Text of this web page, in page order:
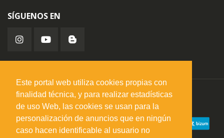
Este portal web utiliza cookies propias con
finalidad técnica, y para realizar estadísticas
de uso Web, las cookies se usan para la
personalización de anuncios que en ningún
caso hacen identificable al usuario no
SÍGUENOS EN
misuperfavorito.com.
© 2026. Todos los derechos reservados.